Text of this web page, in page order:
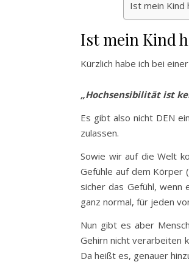
Ist mein Kind
Ist mein Kind
Kürzlich habe ich bei
„Hochsensibilität ist
Es gibt also nicht DEN
zulassen.
Sowie wir auf die Welt
Gefühle auf dem Körper
sicher das Gefühl, wenn
ganz normal, für jeden
Nun gibt es aber
Gehirn nicht verarbeiten
Da heißt es, genauer